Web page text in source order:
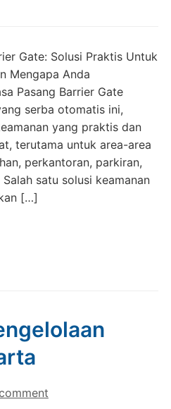
Gate: Solusi Praktis Untuk
Mengapa Anda
Pasang Barrier Gate
serba otomatis ini,
yang praktis dan
terutama untuk area-area
perkantoran, parkiran,
satu solusi keamanan
[…]